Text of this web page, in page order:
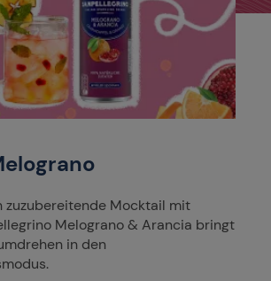
zuzubereitende Mocktail mit
Melograno & Arancia bringt
in den